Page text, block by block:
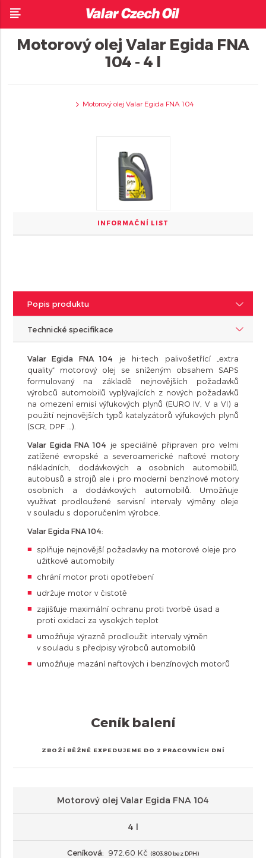
Motorový olej Valar Egida FNA
104 - 4 l
Motorový olej Valar Egida FNA 104
INFORMAČNÍ LIST
Popis produktu
Technické specifikace
Valar Egida FNA 104 je hi-tech palivošetřící „extra
quality“ motorový olej se sníženým obsahem SAPS
formulovaný na základě nejnovějších požadavků
výrobců automobilů vyplývajících z nových požadavků
na omezení emisí výfukových plynů (EURO IV, V a VI) a
použití nejnovějších typů katalyzátorů výfukových plynů
(SCR, DPF …).
Valar Egida FNA 104 je speciálně připraven pro velmi
zatížené evropské a severoamerické naftové motory
nákladních, dodávkových a osobních automobilů,
autobusů a strojů ale i pro moderní benzínové motory
osobních a dodávkových automobilů. Umožňuje
využívat prodloužené servisní intervaly výměny oleje
v souladu s doporučením výrobce.
Valar Egida FNA 104:
splňuje nejnovější požadavky na motorové oleje pro
užitkové automobily
chrání motor proti opotřebení
udržuje motor v čistotě
zajišťuje maximální ochranu proti tvorbě úsad a
proti oxidaci za vysokých teplot
umožňuje výrazně prodloužit intervaly výměn
v souladu s předpisy výrobců automobilů
umožňuje mazání naftových i benzínových motorů
Ceník balení
ZBOŽÍ BĚŽNĚ EXPEDUJEME DO 2 PRACOVNÍCH DNÍ
Motorový olej Valar Egida FNA 104
4 l
Ceníková: 972,60 Kč (803,80 bez DPH)